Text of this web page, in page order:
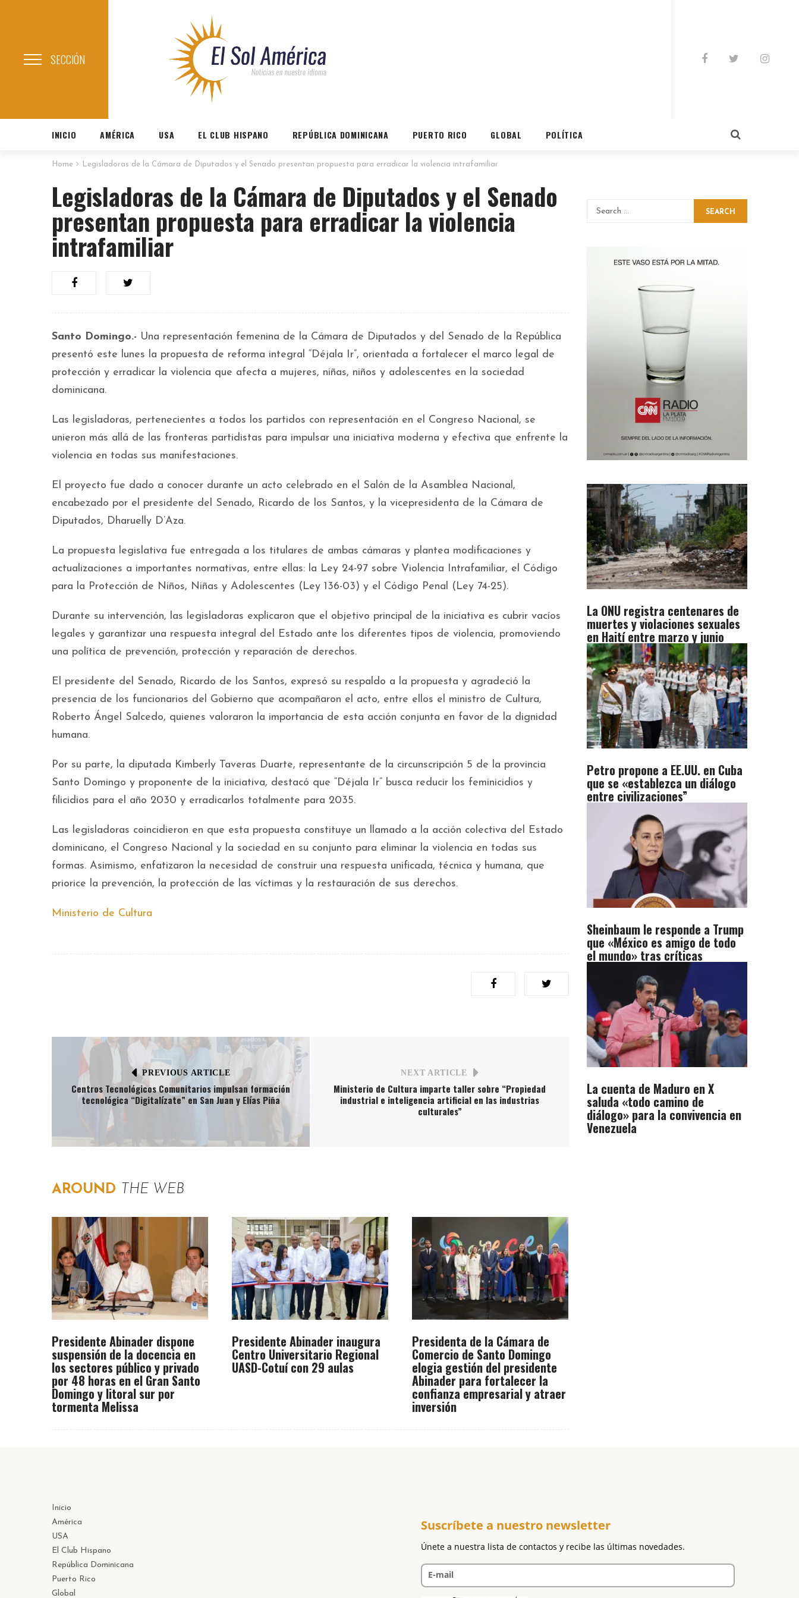
SECCIÓN
INICIO AMÉRICA USA EL CLUB HISPANO REPÚBLICA DOMINICANA PUERTO RICO GLOBAL POLÍTICA
Home Legisladoras de la Cámara de Diputados y el Senado presentan propuesta para erradicar la violencia intrafamiliar
Legisladoras de la Cámara de Diputados y el Senado
presentan propuesta para erradicar la violencia
intrafamiliar
Santo Domingo.- Una representación femenina de la Cámara de Diputados y del Senado de la República
presentó este lunes la propuesta de reforma integral “Déjala Ir”, orientada a fortalecer el marco legal de
protección y erradicar la violencia que afecta a mujeres, niñas, niños y adolescentes en la sociedad
dominicana.
Las legisladoras, pertenecientes a todos los partidos con representación en el Congreso Nacional, se
unieron más allá de las fronteras partidistas para impulsar una iniciativa moderna y efectiva que enfrente la
violencia en todas sus manifestaciones.
El proyecto fue dado a conocer durante un acto celebrado en el Salón de la Asamblea Nacional,
encabezado por el presidente del Senado, Ricardo de los Santos, y la vicepresidenta de la Cámara de
Diputados, Dharuelly D’Aza.
La propuesta legislativa fue entregada a los titulares de ambas cámaras y plantea modificaciones y
actualizaciones a importantes normativas, entre ellas: la Ley 24-97 sobre Violencia Intrafamiliar, el Código
para la Protección de Niños, Niñas y Adolescentes (Ley 136-03) y el Código Penal (Ley 74-25).
Durante su intervención, las legisladoras explicaron que el objetivo principal de la iniciativa es cubrir vacíos
legales y garantizar una respuesta integral del Estado ante los diferentes tipos de violencia, promoviendo
una política de prevención, protección y reparación de derechos.
El presidente del Senado, Ricardo de los Santos, expresó su respaldo a la propuesta y agradeció la
presencia de los funcionarios del Gobierno que acompañaron el acto, entre ellos el ministro de Cultura,
Roberto Ángel Salcedo, quienes valoraron la importancia de esta acción conjunta en favor de la dignidad
humana.
Por su parte, la diputada Kimberly Taveras Duarte, representante de la circunscripción 5 de la provincia
Santo Domingo y proponente de la iniciativa, destacó que “Déjala Ir” busca reducir los feminicidios y
filicidios para el año 2030 y erradicarlos totalmente para 2035.
Las legisladoras coincidieron en que esta propuesta constituye un llamado a la acción colectiva del Estado
dominicano, el Congreso Nacional y la sociedad en su conjunto para eliminar la violencia en todas sus
formas. Asimismo, enfatizaron la necesidad de construir una respuesta unificada, técnica y humana, que
priorice la prevención, la protección de las víctimas y la restauración de sus derechos.
Ministerio de Cultura
PREVIOUS ARTICLE
Centros Tecnológicos Comunitarios impulsan formación
tecnológica “Digitalízate” en San Juan y Elías Piña
NEXT ARTICLE
Ministerio de Cultura imparte taller sobre “Propiedad
industrial e inteligencia artificial en las industrias
culturales”
AROUND THE WEB
Presidente Abinader dispone
suspensión de la docencia en
los sectores público y privado
por 48 horas en el Gran Santo
Domingo y litoral sur por
tormenta Melissa
Presidente Abinader inaugura
Centro Universitario Regional
UASD-Cotuí con 29 aulas
Presidenta de la Cámara de
Comercio de Santo Domingo
elogia gestión del presidente
Abinader para fortalecer la
confianza empresarial y atraer
inversión
SEARCH
La ONU registra centenares de
muertes y violaciones sexuales
en Haití entre marzo y junio
Petro propone a EE.UU. en Cuba
que se «establezca un diálogo
entre civilizaciones”
Sheinbaum le responde a Trump
que «México es amigo de todo
el mundo» tras críticas
La cuenta de Maduro en X
saluda «todo camino de
diálogo» para la convivencia en
Venezuela
Inicio
América
USA
El Club Hispano
República Dominicana
Puerto Rico
Global
Suscríbete a nuestro newsletter
Únete a nuestra lista de contactos y recibe las últimas novedades.
E-mail